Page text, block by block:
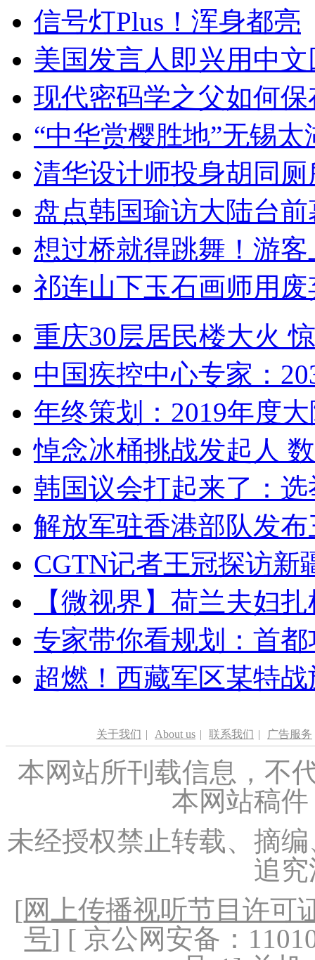
信号灯Plus！浑身都亮
美国发言人即兴用中
现代密码学之父如何
“中华赏樱胜地”无锡
清华设计师投身胡同
盘点韩国瑜访大陆台
想过桥就得跳舞！游客
祁连山下玉石画师用
重庆30层居民楼大火
中国疾控中心专家：
年终策划：2019年度
悼念冰桶挑战发起人
韩国议会打起来了：
解放军驻香港部队发
CGTN记者王冠探访新
【微视界】荷兰夫妇
专家带你看规划：首
超燃！西藏军区某特
关于我们 | About us | 联系我们 | 广告服务
本网站所刊载信息，不
本网站稿
未经授权禁止转载、摘
追
[网上传播视听节目许可
号] [ 京公网安备：